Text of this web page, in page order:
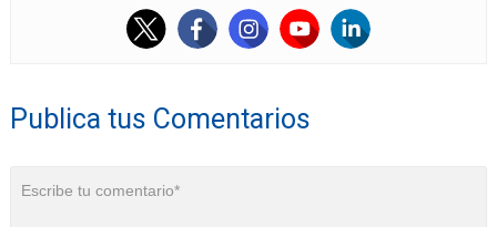
Publica tus Comentarios